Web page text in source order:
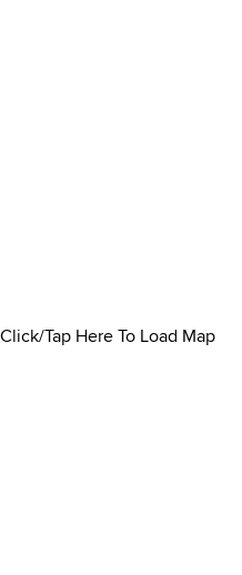
Click/Tap Here To Load Map